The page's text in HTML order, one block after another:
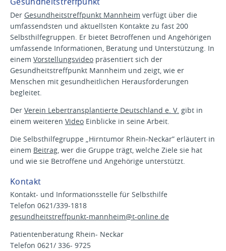
Der Gesundheitstreffpunkt Mannheim verfügt über die
umfassendsten und aktuellsten Kontakte zu fast 200
Selbsthilfegruppen. Er bietet Betroffenen und Angehörigen
umfassende Informationen, Beratung und Unterstützung. In
einem Vorstellungsvideo präsentiert sich der
Gesundheitstreffpunkt Mannheim und zeigt, wie er
Menschen mit gesundheitlichen Herausforderungen
begleitet.
Der Verein Lebertransplantierte Deutschland e. V. gibt in
einem weiteren Video Einblicke in seine Arbeit.
Die Selbsthilfegruppe „Hirntumor Rhein-Neckar” erläutert in
einem Beitrag , wer die Gruppe trägt, welche Ziele sie hat
und wie sie Betroffene und Angehörige unterstützt.
Kontakt
Kontakt- und Informationsstelle für Selbsthilfe
Telefon 0621/339-1818
gesundheitstreffpunkt-mannheim@t-online.de
Patientenberatung Rhein- Neckar
Telefon 0621/ 336- 9725